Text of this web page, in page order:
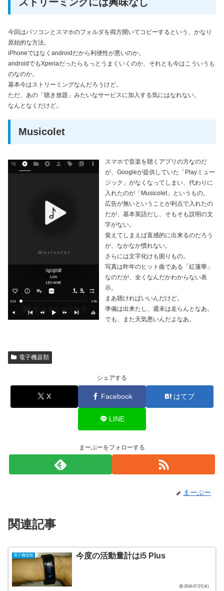
今回はパソコンとスマホのフォルダを両方開いてコピーするという、かなり
原始的な方法。
iPhoneではなくandroidだから利便性が悪いのか。
androidでもXperiaだったらもっとうまくいくのか、それとも今はこういうも
のなのか。
基本今はストリーミングなんだろうけど。
ただ、あの「聴き放題」みたいなサービスに加入する気にはなれない。
なんとなくだけど。
Musicolet
スマホで音楽を聴くアプリの方なのだ
が、Googleが提供していた「Playミュー
ジック」がなくなってしまい、代わりに
入れたのが「Musicolet」というもの。
広告が無いということが利点で入れたの
だが、基本英語だし、そもそも説明の文
字がない。
覚えてしまえば直感的に出来るのだろう
が、なかなか慣れない。
さらには文字化けも困りもの。
写真は昨年のヒット曲である「紅蓮華」
なのだが、全くなんだかわからない表
示。
まあ聴ければいいんだけど。
準備は出来たし、週末は走らんとなあ。
でも、また天気悪いんだよなあ。
電子機器類
シェアする
X Facebook はてブ
LINE
まーぶーをフォローする
まーぶー
関連記事
電子機器類 今度の活動量計はi5 Plus
2016.07.27(水)